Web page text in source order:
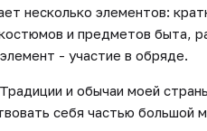
несколько элементов:
и предметов быта,
- участие в обряде.
и обычаи моей
себя частью большой